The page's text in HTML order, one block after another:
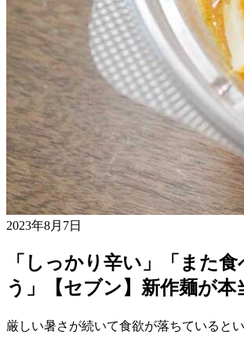
2023年8月7日
「しっかり辛い」「また
う」【セブン】新作麺が本
厳しい暑さが続いて食欲が落ちていると